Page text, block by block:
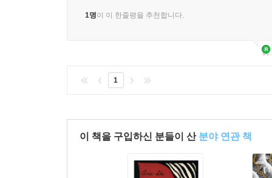
1명이 이 한줄평을 추천합니다.
1
이 책을 구입하신 분들이 산 분야 연관 책